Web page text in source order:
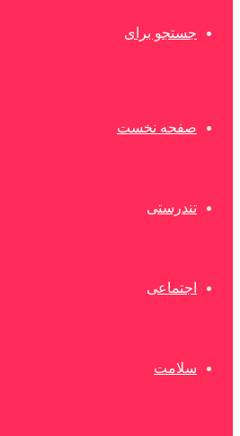
جستجو برای
صفحه نخست
تندرستی
اجتماعی
سلامت